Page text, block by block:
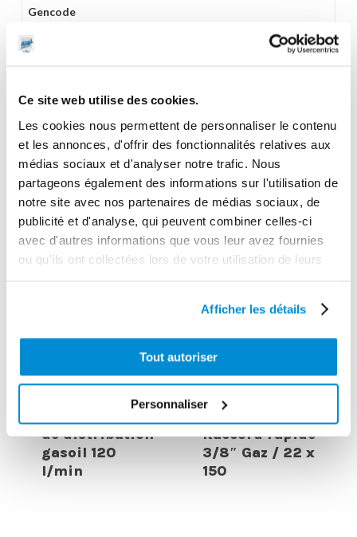
Ce site web utilise des cookies.
Les cookies nous permettent de personnaliser le contenu
et les annonces, d'offrir des fonctionnalités relatives aux
médias sociaux et d'analyser notre trafic. Nous
partageons également des informations sur l'utilisation de
notre site avec nos partenaires de médias sociaux, de
publicité et d'analyse, qui peuvent combiner celles-ci
avec d'autres informations que vous leur avez fournies
ou qu'ils ont collectées lors de votre utilisation de leurs
Afficher les détails
Tout autoriser
Personnaliser
Gencode
3284660416884
CES PRODUITS PEUVENT VOUS
INTERESSER
de distribution
gasoil 120
l/min
Raccord rapide
3/8″ Gaz / 22 x
150